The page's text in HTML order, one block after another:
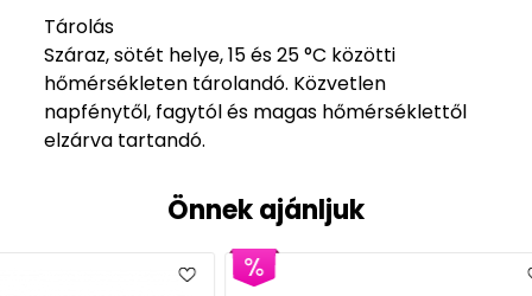
Tárolás
Száraz, sötét helye, 15 és 25 °C közötti
hőmérsékleten tárolandó. Közvetlen
napfénytől, fagytól és magas hőmérséklettől
elzárva tartandó.
Önnek ajánljuk